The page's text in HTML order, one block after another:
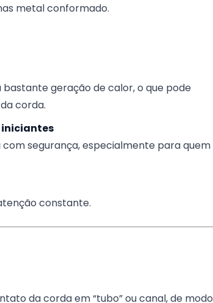
metal conformado.
geração de calor, o que pode
corda.
iniciantes
segurança, especialmente para quem
constante.
da corda em “tubo” ou canal, de modo